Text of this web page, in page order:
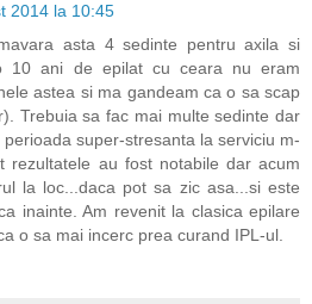
2014 la 10:45
asta 4 sedinte pentru axila si
10 ani de epilat cu ceara nu eram
astea si ma gandeam ca o sa scap
Trebuia sa fac mai multe sedinte dar
super-stresanta la serviciu m-
rezultatele au fost notabile dar acum
la loc...daca pot sa zic asa...si este
inainte. Am revenit la clasica epilare
o sa mai incerc prea curand IPL-ul.